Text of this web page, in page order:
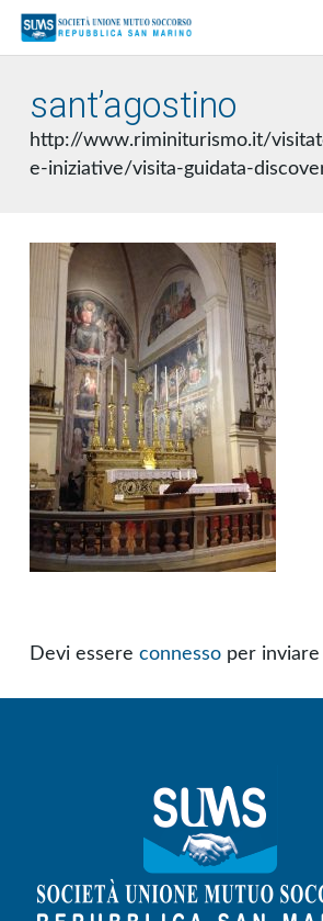
sant’agostino
http://www.riminiturismo.it/
e-iniziative/visita-guidata-
Devi essere connesso per